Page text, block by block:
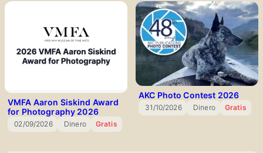
VMFA Aaron Siskind Award
for Photography 2026
02/09/2026 Dinero Gratis
AKC Photo Contest 2026
31/10/2026 Dinero Gratis